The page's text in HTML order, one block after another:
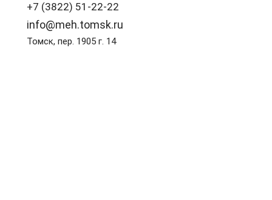
+7 (3822) 51-22-22
info@meh.tomsk.ru
Томск, пер. 1905 г. 14